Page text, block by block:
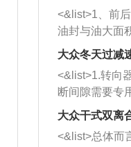
西取出来。
的堵塞，就需
洗剂对堵塞的
放在燃油箱中
动时，就可以
室，最后形成
催化器得到清
能够得到解决
一圈半的练习
圈数。
习，这样就可
驾驶车辆时
向。
<&list>1、前
油封与油大面
和发动机内持
逐渐减弱，导
活塞间隙过大
的间隙扩大，
造成烧机油。
机油粘度过
大众冬天过减
<&list>1.转向
断间隙需要专
无法制作，需
店；<&list>2.
裂，破裂后会
大众干式双离
<&list>总体而